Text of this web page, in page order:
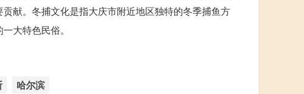
献。冬捕文化是指大庆市附近地区独特的冬季捕鱼方
大特色民俗。
哈尔滨